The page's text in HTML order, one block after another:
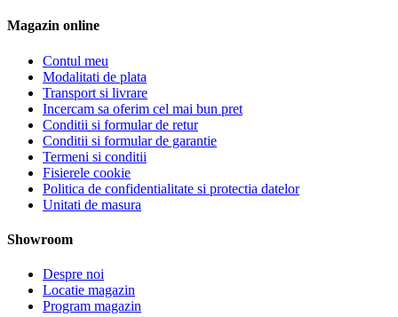
Magazin online
Contul meu
Modalitati de plata
Transport si livrare
Incercam sa oferim cel mai bun pret
Conditii si formular de retur
Conditii si formular de garantie
Termeni si conditii
Fisierele cookie
Politica de confidentialitate si protectia datelor
Unitati de masura
Showroom
Despre noi
Locatie magazin
Program magazin